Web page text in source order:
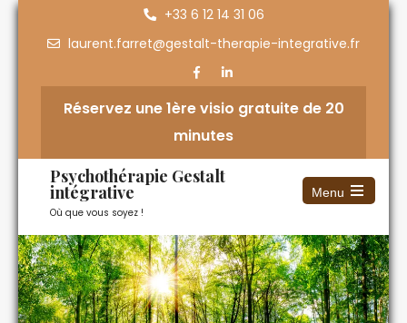
+33 6 12 14 31 06
laurent.farret@gestalt-therapie-integrative.fr
Réservez une 1ère visio gratuite de 20
minutes
Psychothérapie Gestalt
intégrative
Où que vous soyez !
Menu